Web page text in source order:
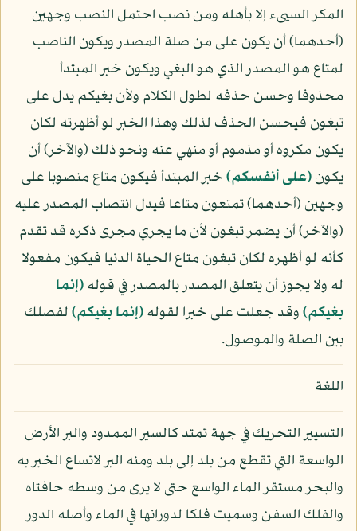
المكر السيىء إلا بأهله ومن نصب احتمل النصب وجهين
(أحدهما) أن يكون على من صلة المصدر ويكون الناصب
لمتاع هو المصدر الذي هو البغي ويكون خبر المبتدأ
محذوفا وحسن حذفه لطول الكلام ولأن بغيكم يدل على
تبغون فيحسن الحذف لذلك وهذا الخبر لو أظهرته لكان
يكون مكروه أو مذموم أو منهي عنه ونحو ذلك (والآخر) أن
يكون﴿على أنفسكم﴾خبر المبتدأ فيكون متاع منصوبا على
وجهين (أحدهما) تمتعون متاعا فيدل انتصاب المصدر عليه
(والآخر) أن يضمر تبغون لأن ما يجري مجرى ذكره قد تقدم
كأنه لو أظهره لكان تبغون متاع الحياة الدنيا فيكون مفعولا
له ولا يجوز أن يتعلق المصدر بالمصدر في قوله﴿إنما
بغيكم﴾وقد جعلت على خبرا لقوله﴿إنما بغيكم﴾لفصلك
بين الصلة والموصول.
اللغة
التسيير التحريك في جهة تمتد كالسير الممدود والبر الأرض
الواسعة التي تقطع من بلد إلى بلد ومنه البر لاتساع الخير به
والبحر مستقر الماء الواسع حتى لا يرى من وسطه حافتاه
والفلك السفن وسميت فلكا لدورانها في الماء وأصله الدور